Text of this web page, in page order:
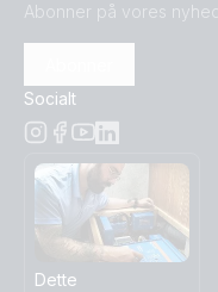
Abonner på vores
Socialt
Dette